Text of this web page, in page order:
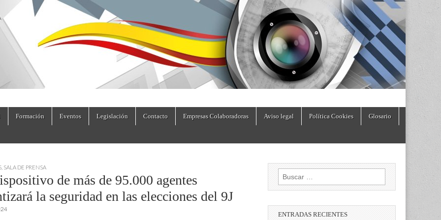
Formación Eventos Legislación Contacto Empresas Colaboradoras Aviso legal Política Cookies Glosario
SALA DE PRENSA
de más de 95.000 agentes
la seguridad en las elecciones del 9J
Buscar:
ENTRADAS RECIENTES